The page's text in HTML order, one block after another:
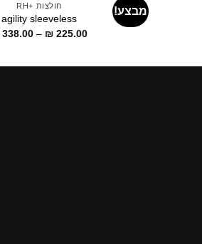
מבצע! חולצות +RH
agility sleeveless
₪ 225.00
–
338.00